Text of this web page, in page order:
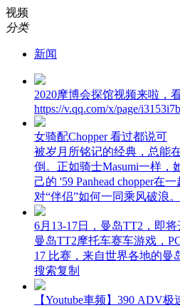
视频
分类
新闻
2020摩博会探馆视频来啦，
https://v.qq.com/x/page/
女骑配Chopper 看过都说可
被岁月所铭记的经典，总能
倒。正如骑士Masumi一样，
己的 '59 Panhead chopper在
对“伴侣”如何一同乘风破浪
6月13-17日，曼岛TT2，即
曼岛TT2摩托车赛车游戏，
17 比赛，来自世界各地的曼
搜索复制
【Youtube車频】390 ADV极